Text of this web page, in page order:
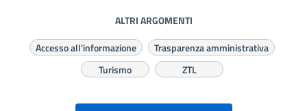
ALTRI ARGOMENTI
Accesso all'informazione
Trasparenza amministrativa
Turismo
ZTL